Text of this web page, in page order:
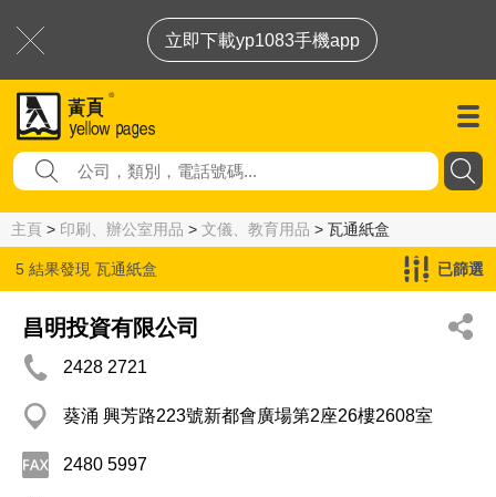
立即下載yp1083手機app
主頁 > 印刷、辦公室用品 > 文儀、教育用品 > 瓦通紙盒
5 結果發現 瓦通紙盒 已篩選
昌明投資有限公司
2428 2721
葵涌 興芳路223號新都會廣場第2座26樓2608室
2480 5997